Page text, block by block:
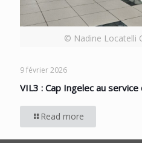
© Nadine Locatelli
9 février 2026
VIL3 : Cap Ingelec au service
Read more